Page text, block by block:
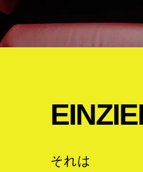
それは